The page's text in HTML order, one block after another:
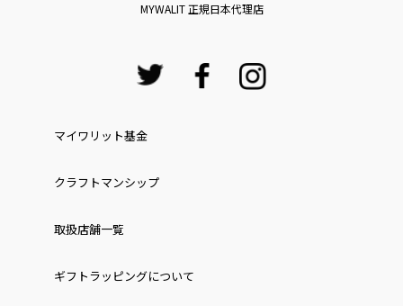
MYWALIT 正規日本代理店
マイワリット基金
クラフトマンシップ
取扱店舗一覧
ギフトラッピングについて